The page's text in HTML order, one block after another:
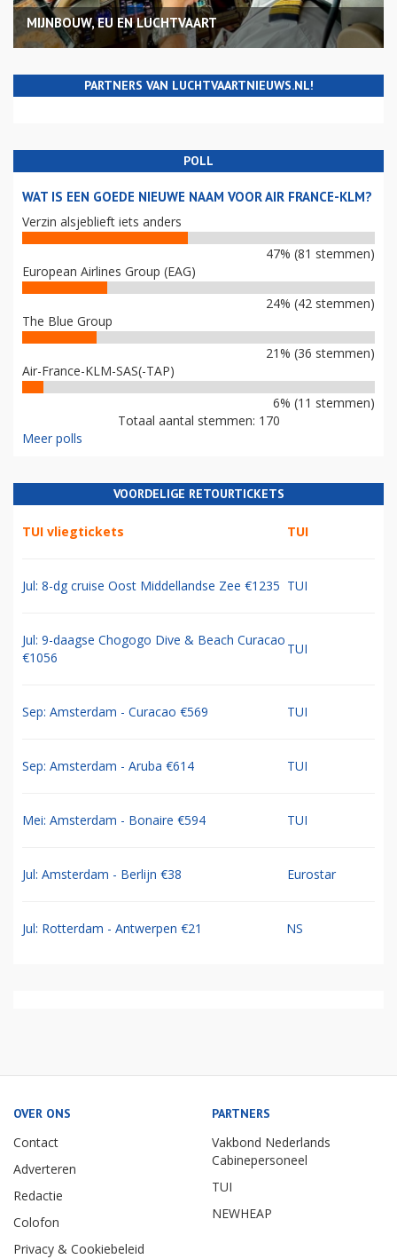
MIJNBOUW, EU EN LUCHTVAART
PARTNERS VAN LUCHTVAARTNIEUWS.NL!
POLL
WAT IS EEN GOEDE NIEUWE NAAM VOOR AIR FRANCE-KLM?
Verzin alsjeblieft iets anders
47% (81 stemmen)
European Airlines Group (EAG)
24% (42 stemmen)
The Blue Group
21% (36 stemmen)
Air-France-KLM-SAS(-TAP)
6% (11 stemmen)
Totaal aantal stemmen: 170
Meer polls
VOORDELIGE RETOURTICKETS
TUI vliegtickets TUI
Jul: 8-dg cruise Oost Middellandse Zee €1235 TUI
Jul: 9-daagse Chogogo Dive & Beach Curacao
€1056
TUI
Sep: Amsterdam - Curacao €569 TUI
Sep: Amsterdam - Aruba €614 TUI
Mei: Amsterdam - Bonaire €594 TUI
Jul: Amsterdam - Berlijn €38 Eurostar
Jul: Rotterdam - Antwerpen €21 NS
OVER ONS
Contact
Adverteren
Redactie
Colofon
Privacy & Cookiebeleid
PARTNERS
Vakbond Nederlands
Cabinepersoneel
TUI
NEWHEAP